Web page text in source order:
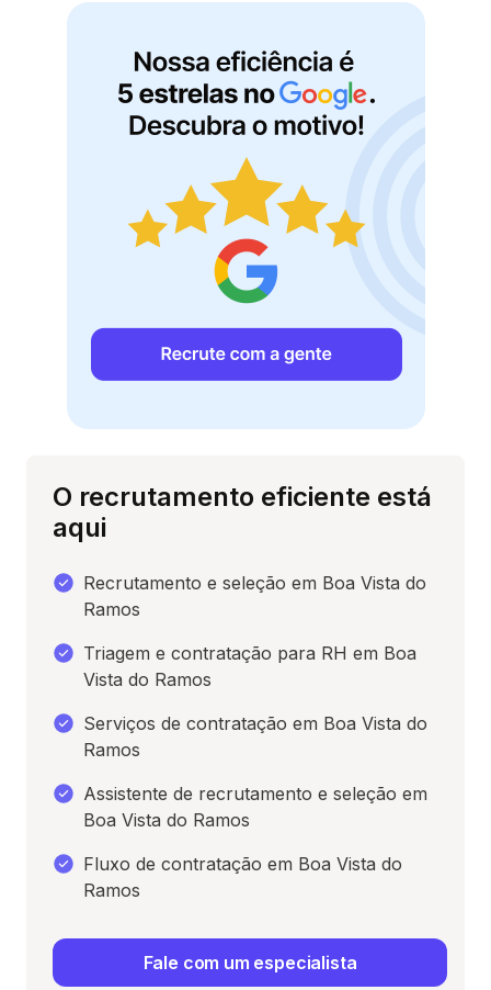
O recrutamento eficiente está
aqui
Recrutamento e seleção em Boa Vista do
Ramos
Triagem e contratação para RH em Boa
Vista do Ramos
Serviços de contratação em Boa Vista do
Ramos
Assistente de recrutamento e seleção em
Boa Vista do Ramos
Fluxo de contratação em Boa Vista do
Ramos
Fale com um especialista